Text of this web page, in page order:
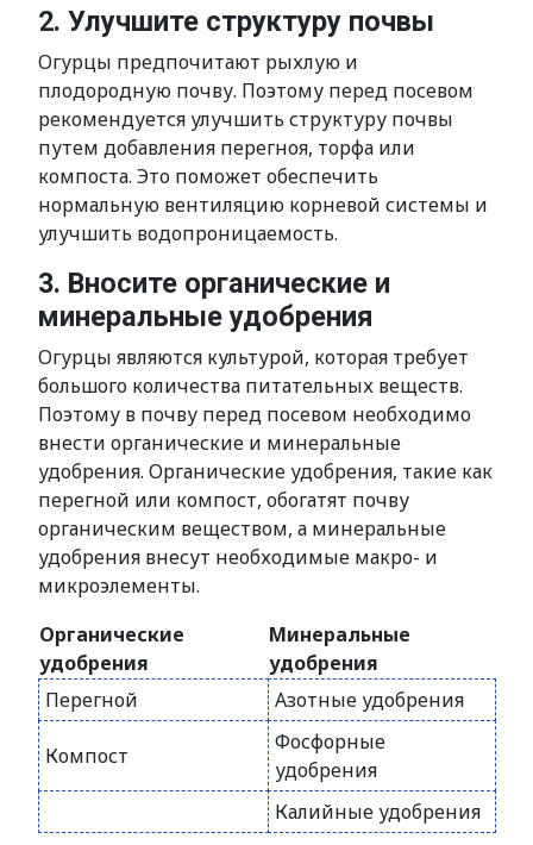
2. Улучшите структуру почвы
Огурцы предпочитают рыхлую и
плодородную почву. Поэтому перед посевом
рекомендуется улучшить структуру почвы
путем добавления перегноя, торфа или
компоста. Это поможет обеспечить
нормальную вентиляцию корневой системы и
улучшить водопроницаемость.
3. Вносите органические и
минеральные удобрения
Огурцы являются культурой, которая требует
большого количества питательных веществ.
Поэтому в почву перед посевом необходимо
внести органические и минеральные
удобрения. Органические удобрения, такие как
перегной или компост, обогатят почву
органическим веществом, а минеральные
удобрения внесут необходимые макро- и
микроэлементы.
Органические
удобрения
Минеральные
удобрения
Перегной
Азотные удобрения
Компост
Фосфорные
удобрения
Калийные удобрения